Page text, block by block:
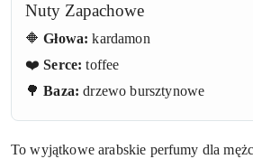
Nuty Zapachowe
🔶Głowa: kardamon
❤️Serce: toffee
🌳Baza: drzewo bursztynowe
To wyjątkowe arabskie perfumy dla